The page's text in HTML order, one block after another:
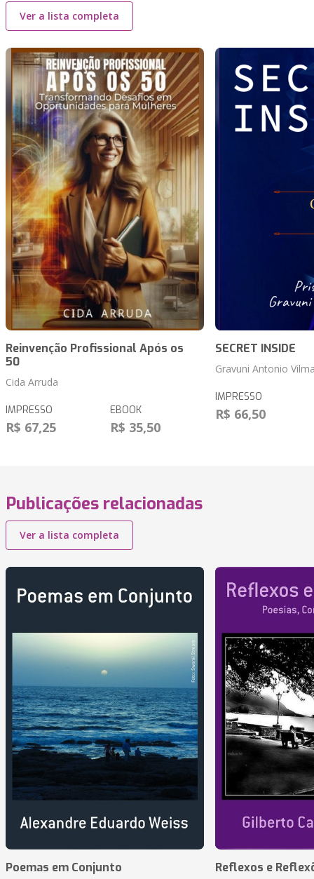
Ver a lista completa
Reinvenção Profissional Após os
50
Cida Arruda
IMPRESSO
R$ 67,25
EBOOK
R$ 35,50
SECRET INSIDE
Gravuni Antonio
IMPRESSO
R$ 66,50
Publicações relacionadas
Ver a lista completa
Poemas em Conjunto Reflexos e